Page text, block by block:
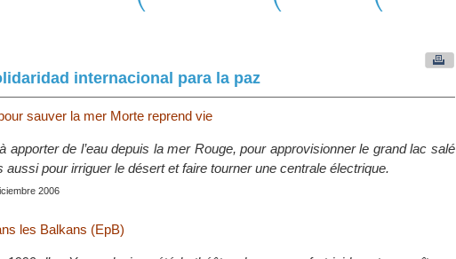
internacional para la paz
sauver la mer Morte reprend vie
apporter de l’eau depuis la mer Rouge, pour approvisionner le grand lac salé
aussi pour irriguer le désert et faire tourner une centrale électrique.
2006
les Balkans (EpB)